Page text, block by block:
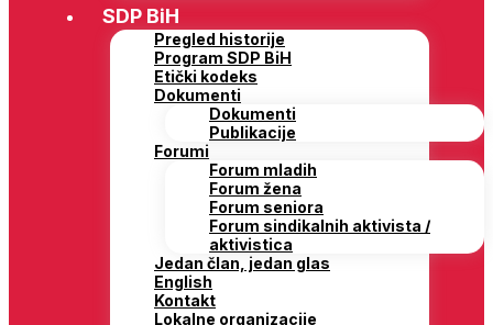
SDP BiH
Pregled historije
Program SDP BiH
Etički kodeks
Dokumenti
Dokumenti
Publikacije
Forumi
Forum mladih
Forum žena
Forum seniora
Forum sindikalnih aktivista /
aktivistica
Jedan član, jedan glas
English
Kontakt
Lokalne organizacije